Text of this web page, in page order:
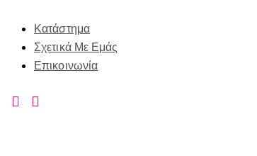
Κατάστημα
Σχετικά Με Εμάς
Επικοινωνία